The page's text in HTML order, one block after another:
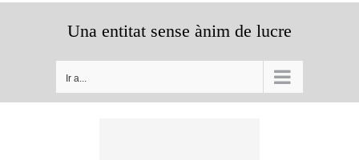
contenido
Una entitat sense ànim de lucre
Ir a...